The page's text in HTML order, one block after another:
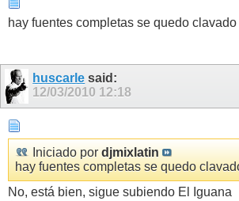
hay fuentes completas se quedo
huscarle said:
12/03/2010 12:18
Iniciado por djmixlatin
hay fuentes completas se quedo
No, está bien, sigue subiendo El Iguana